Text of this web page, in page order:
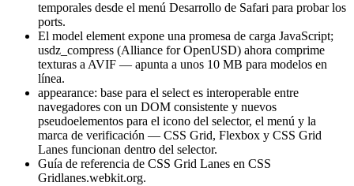
temporales desde el menú Desarrollo de Safari para probar los
ports.
El model element expone una promesa de carga JavaScript;
usdz_compress (Alliance for OpenUSD) ahora comprime
texturas a AVIF — apunta a unos 10 MB para modelos en
línea.
appearance: base para el select es interoperable entre
navegadores con un DOM consistente y nuevos
pseudoelementos para el icono del selector, el menú y la
marca de verificación — CSS Grid, Flexbox y CSS Grid
Lanes funcionan dentro del selector.
Guía de referencia de CSS Grid Lanes en CSS
Gridlanes.webkit.org.